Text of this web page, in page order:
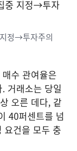
정→투자주의
수 관여율은
거래소는 당일
오른 데다, 같
40퍼센트를 넘
요건을 모두 충